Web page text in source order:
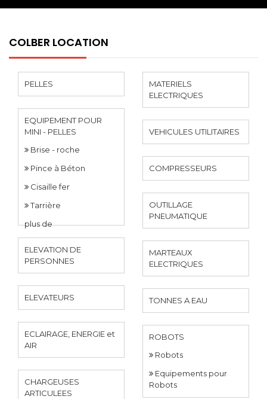
COLBER LOCATION
PELLES
EQUIPEMENT POUR
MINI - PELLES
Brise - roche
Pince à Béton
Cisaille fer
Tarrière
plus de
ELEVATION DE
PERSONNES
ELEVATEURS
ECLAIRAGE, ENERGIE et
AIR
CHARGEUSES
ARTICULEES
MATERIELS
ELECTRIQUES
VEHICULES UTILITAIRES
COMPRESSEURS
OUTILLAGE
PNEUMATIQUE
MARTEAUX
ELECTRIQUES
TONNES A EAU
ROBOTS
Robots
Equipements pour
Robots